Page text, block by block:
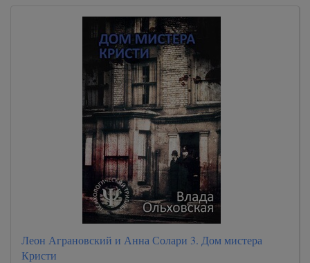
Леон Аграновский и Анна Солари 3. Дом мистера
Кристи